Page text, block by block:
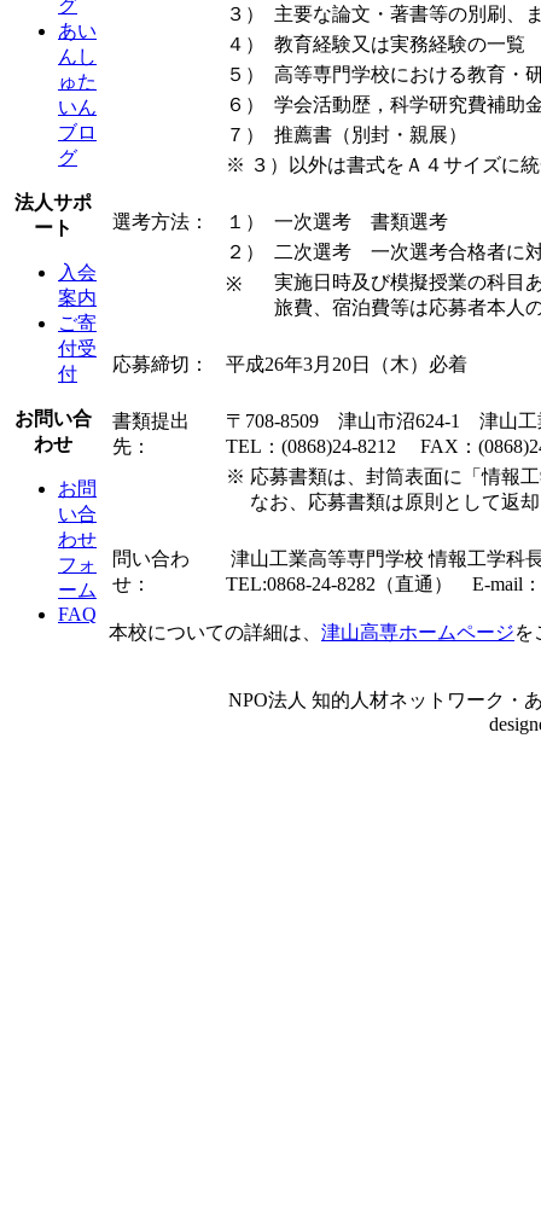
グ
あい
んし
ゅた
いん
ブロ
グ
法人サポ
ート
入会
案内
ご寄
付受
付
お問い合
わせ
お問
い合
わせ
フォ
ーム
FAQ
３）
主要な論文・著書等の別刷、
４）
教育経験又は実務経験の一覧
５）
高等専門学校における教育・
６）
学会活動歴，科学研究費補助
７）
推薦書（別封・親展）
※ ３）以外は書式をＡ４サイズに
選考方法： １）
一次選考 書類選考
２）
二次選考 一次選考合格者に
※
実施日時及び模擬授業の科目
旅費、宿泊費等は応募者本人
応募締切： 平成26年3月20日（木）必着
書類提出
先：
〒708-8509 津山市沼624-1 津山
TEL：(0868)24-8212 FAX：
※ 応募書類は、封筒表面に「情報
なお、応募書類は原則として返
問い合わ
せ：
津山工業高等専門学校 情報工学
TEL:0868-24-8282（直通） E-mail：
本校についての詳細は、 津山高専ホームページを
NPO法人 知的人材ネットワーク・